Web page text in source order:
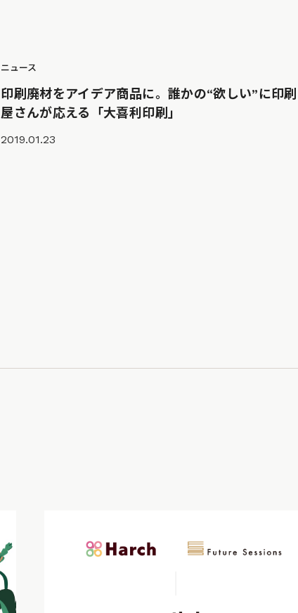
ニュース
印刷廃材をアイデア商品に。誰かの“欲しい”に印刷
屋さんが応える「大喜利印刷」
2019.01.23